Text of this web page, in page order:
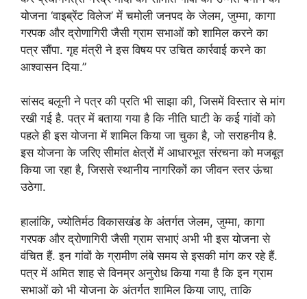
योजना ‘वाइब्रेंट विलेज’ में चमोली जनपद के जेलम, जुम्मा, कागा
गरपक और द्रोणागिरी जैसी ग्राम सभाओं को शामिल करने का
पत्र सौंपा. गृह मंत्री ने इस विषय पर उचित कार्रवाई करने का
आश्वासन दिया.”
सांसद बलूनी ने पत्र की प्रति भी साझा की, जिसमें विस्तार से मांग
रखी गई है. पत्र में बताया गया है कि नीति घाटी के कई गांवों को
पहले ही इस योजना में शामिल किया जा चुका है, जो सराहनीय है.
इस योजना के जरिए सीमांत क्षेत्रों में आधारभूत संरचना को मजबूत
किया जा रहा है, जिससे स्थानीय नागरिकों का जीवन स्तर ऊंचा
उठेगा.
हालांकि, ज्योतिर्मठ विकासखंड के अंतर्गत जेलम, जुम्मा, कागा
गरपक और द्रोणागिरी जैसी ग्राम सभाएं अभी भी इस योजना से
वंचित हैं. इन गांवों के ग्रामीण लंबे समय से इसकी मांग कर रहे हैं.
पत्र में अमित शाह से विनम्र अनुरोध किया गया है कि इन ग्राम
सभाओं को भी योजना के अंतर्गत शामिल किया जाए, ताकि